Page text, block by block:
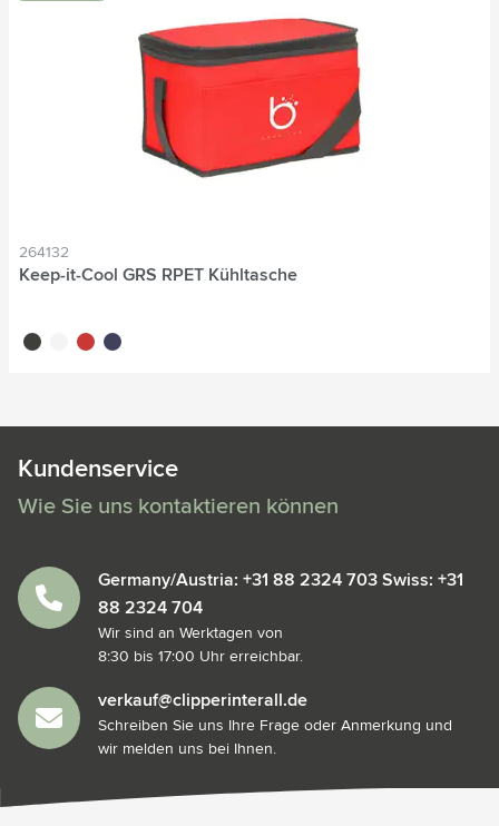
264132
Keep-it-Cool GRS RPET Kühltasche
noir blancrougebleu marine
Kundenservice
Wie Sie uns kontaktieren können
Germany/Austria: +31 88 2324 703 Swiss: +31
88 2324 704
Wir sind an Werktagen von
8:30 bis 17:00 Uhr erreichbar.
verkauf@clipperinterall.de
Schreiben Sie uns Ihre Frage oder Anmerkung und
wir melden uns bei Ihnen.